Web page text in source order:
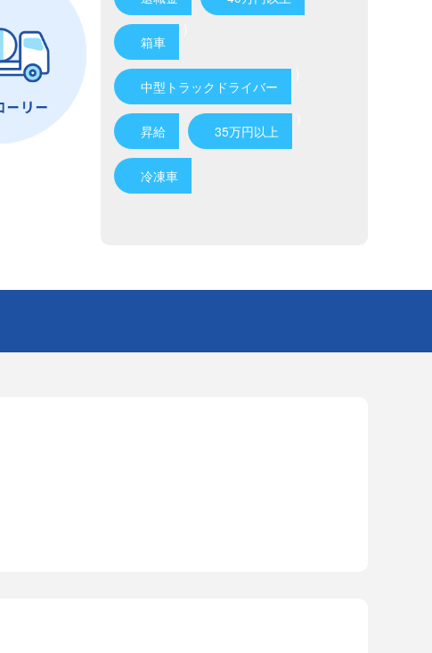
箱車
中型トラックドライバー
昇給 35万円以上
冷凍車